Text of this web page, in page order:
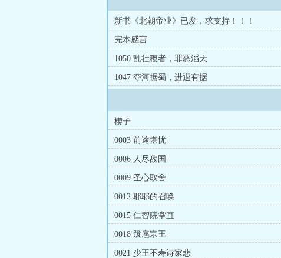
新书《北朝帝业》已发，求支持！！！
完本感言
1050 乱社稷者，罪恶滔天
1047 夺河据蜀，进退有据
楔子
0003 前途堪忧
0006 人尽敌国
0009 圣心取舍
0012 耶耶的召唤
0015 仁智院掌直
0018 跋扈宗王
0021 少王不寿诗家悲